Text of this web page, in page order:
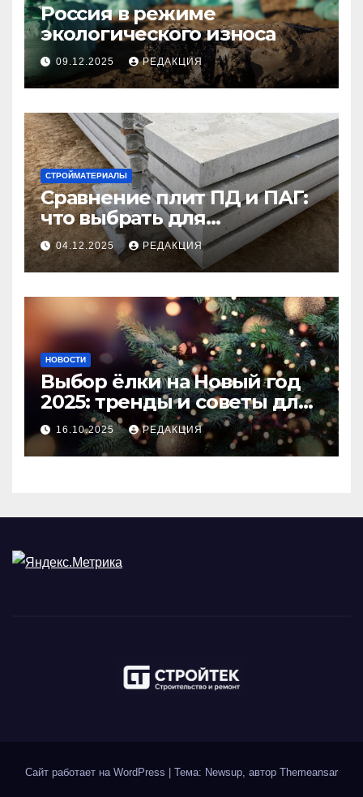
Россия в режиме
экологического износа
09.12.2025 РЕДАКЦИЯ
СТРОЙМАТЕРИАЛЫ
Сравнение плит ПД и ПАГ:
что выбрать для
долговечного и прочного
покрытия
04.12.2025 РЕДАКЦИЯ
НОВОСТИ
Выбор ёлки на Новый год
2025: тренды и советы для
идеального праздника
16.10.2025 РЕДАКЦИЯ
Сайт работает на WordPress Тема: Newsup, автор Themeansar